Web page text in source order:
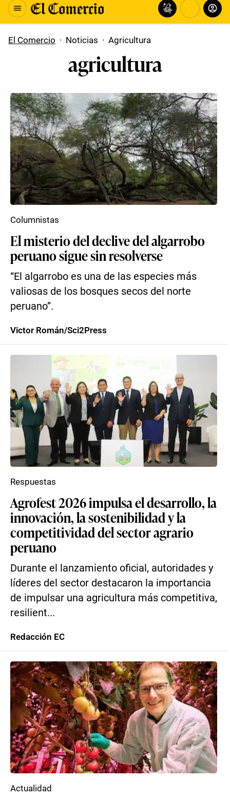
El Comercio · Noticias · Agricultura
agricultura
El misterio del declive del algarrobo
peruano sigue sin resolverse
“El algarrobo es una de las especies más
valiosas de los bosques secos del norte
peruano”.
Columnistas
Victor Román/Sci2Press
Agrofest 2026 impulsa el desarrollo, la
innovación, la sostenibilidad y la
competitividad del sector agrario
peruano
Durante el lanzamiento oficial, autoridades y
líderes del sector destacaron la importancia
de impulsar una agricultura más competitiva,
resilient...
Respuestas
Redacción EC
Actualidad